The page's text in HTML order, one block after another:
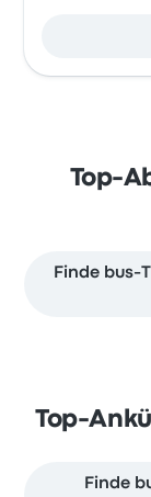
Top-
Finde bus-
Top-
Finde